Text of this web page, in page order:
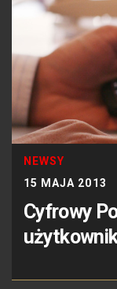
NEWSY
15 MAJA 2013
Cyfrowy